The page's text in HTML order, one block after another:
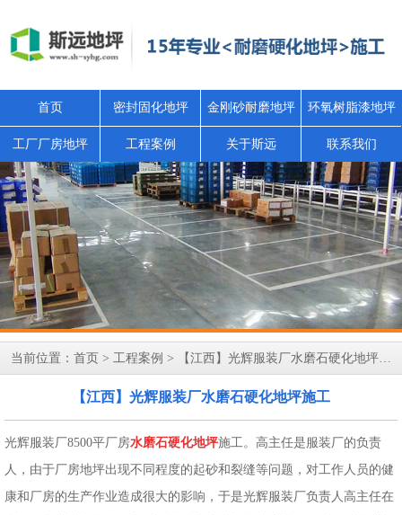
首页 密封固化地坪 金刚砂耐磨地坪 环氧树脂漆地坪
工厂厂房地坪 工程案例 关于斯远 联系我们
当前位置： 首页 > 工程案例 > 【江西】光辉服装厂水磨石硬化地坪施工
【江西】光辉服装厂水磨石硬化地坪施工
光辉服装厂8500平厂房水磨石硬化地坪施工。高主任是服装厂的负责
人，由于厂房地坪出现不同程度的起砂和裂缝等问题，对工作人员的健
康和厂房的生产作业造成很大的影响，于是光辉服装厂负责人高主任在